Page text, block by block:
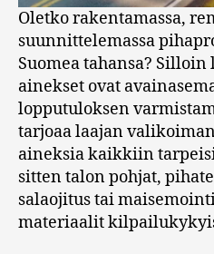
Oletko rakentamassa,
suunnittelemassa
Suomea tahansa?
ainekset ovat
lopputuloksen
tarjoaa laajan
aineksia kaikkiin
sitten talon pohjat,
salaojitus tai
materiaalit